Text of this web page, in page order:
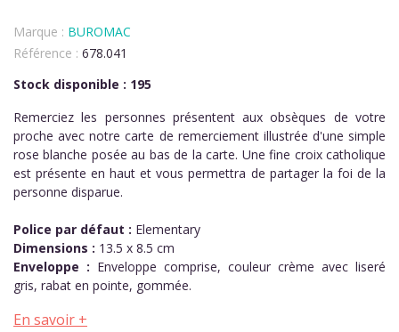
Marque : BUROMAC
Référence : 678.041
Stock disponible : 195
Remerciez les personnes présentent aux obsèques de votre
proche avec notre carte de remerciement illustrée d'une simple
rose blanche posée au bas de la carte. Une fine croix catholique
est présente en haut et vous permettra de partager la foi de la
personne disparue.
Police par défaut : Elementary
Dimensions : 13.5 x 8.5 cm
Enveloppe : Enveloppe comprise, couleur crème avec liseré
gris, rabat en pointe, gommée.
En savoir +